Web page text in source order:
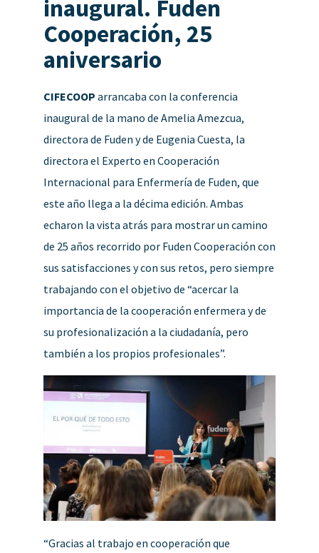
inaugural. Fuden
Cooperación, 25
aniversario
CIFECOOP arrancaba con la conferencia
inaugural de la mano de Amelia Amezcua,
directora de Fuden y de Eugenia Cuesta, la
directora el Experto en Cooperación
Internacional para Enfermería de Fuden, que
este año llega a la décima edición. Ambas
echaron la vista atrás para mostrar un camino
de 25 años recorrido por Fuden Cooperación con
sus satisfacciones y con sus retos, pero siempre
trabajando con el objetivo de “acercar la
importancia de la cooperación enfermera y de
su profesionalización a la ciudadanía, pero
también a los propios profesionales”.
“Gracias al trabajo en cooperación que